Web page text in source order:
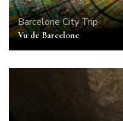
BarceloneCity Trip
Vu de Barcelone